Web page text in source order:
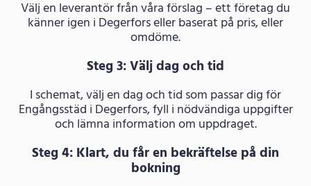
Välj en leverantör från våra förslag – ett företag du
känner igen i Degerfors eller baserat på pris, eller
omdöme.
Steg 3: Välj dag och tid
I schemat, välj en dag och tid som passar dig för
Engångsstäd i Degerfors, fyll i nödvändiga uppgifter
och lämna information om uppdraget.
Steg 4: Klart, du får en bekräftelse på din
bokning